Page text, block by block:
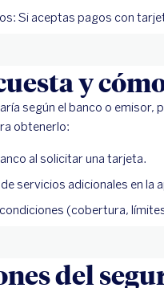
Si aceptas pagos con
y
según el banco o emisor,
obtenerlo:
al solicitar una tarjeta.
servicios adicionales en la
(cobertura,
del